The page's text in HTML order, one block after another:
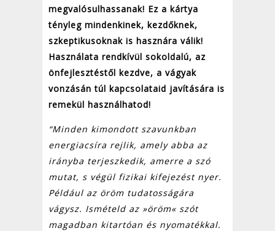
megvalósulhassanak! Ez a kártya
tényleg mindenkinek, kezdőknek,
szkeptikusoknak is hasznára válik!
Használata rendkívül sokoldalú, az
önfejlesztéstől kezdve, a vágyak
vonzásán túl kapcsolataid javítására is
remekül használhatod!
“Minden kimondott szavunkban
energiacsíra rejlik, amely abba az
irányba terjeszkedik, amerre a szó
mutat, s végül fizikai kifejezést nyer.
Például az öröm tudatosságára
vágysz. Ismételd az »öröm« szót
magadban kitartóan és nyomatékkal.